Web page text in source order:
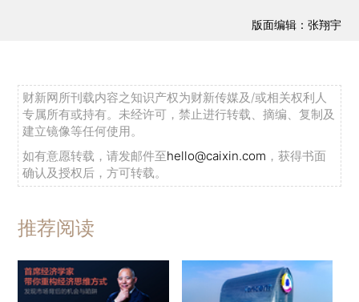
版面编辑：张翔宇
财新网所刊载内容之知识产权为财新传媒及/或相关权利人
专属所有或持有。未经许可，禁止进行转载、摘编、复制及
建立镜像等任何使用。
如有意愿转载，请发邮件至hello@caixin.com ，获得书面
确认及授权后，方可转载。
推荐阅读